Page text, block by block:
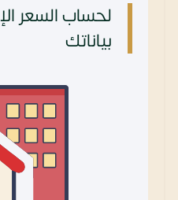
لحساب السعر
بياناتك